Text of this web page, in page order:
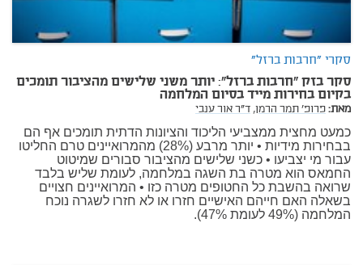
סקרי "חרבות ברזל"
סקר בזק "חרבות ברזל": יותר משני שלישים מהציבור תומכים
בקיום בחירות מייד בסיום המלחמה
מאת:פרופ' תמר הרמן, ד"ר אור ענבי
כמעט מחצית ממצביעי הליכוד והציונות הדתית תומכים אף הם
בבחירות מידיות • יותר מרבע (28%) מהמרואיינים טרם החליטו
עבור מי יצביעו • כשני שלישים מהציבור סבורים שמיטוט
החמאס הוא מטרה בת השגה במלחמה, לעומת שליש בלבד
שרואה בהשבת כל החטופים מטרה כזו • המרואיינים חצויים
בשאלה האם חייהם האישיים חזרו או לא חזרו לשגרה נוכח
המלחמה (49% לעומת 47%).